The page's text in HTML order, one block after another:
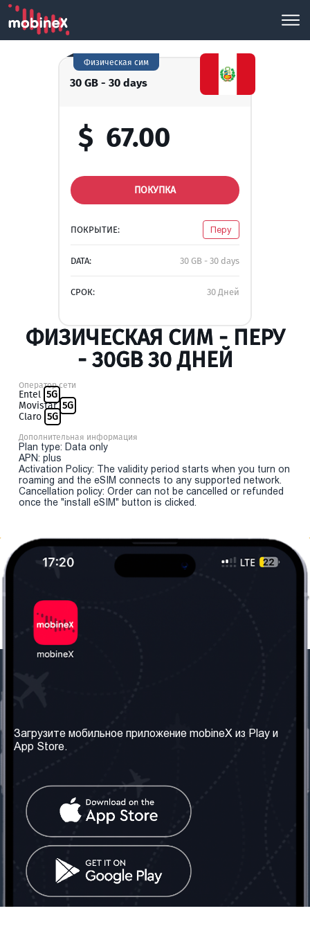
30 GB - 30 days
Физическая сим
$ 67.00
ПОКУПКА
ПОКРЫТИЕ: Перу
DATA: 30 GB - 30 days
СРОК: 30 Дней
ФИЗИЧЕСКАЯ СИМ - ПЕРУ
- 30GB 30 ДНЕЙ
Оператор сети
Entel 5G
Movistar 5G
Claro 5G
Дополнительная информация
Plan type: Data only
APN: plus
Activation Policy: The validity period starts when you turn on
roaming and the eSIM connects to any supported network.
Cancellation policy: Order can not be cancelled or refunded
once the "install eSIM" button is clicked.
Наши сервисы
Правила и Условия
Часто задаваемые
вопросы
Контакт
Грузия: Тбилиси
Телефон: +442030340050
Email:info@mobinex.com
Социальные сети
Загрузите мобильное приложение mobineX из Play и
App Store.